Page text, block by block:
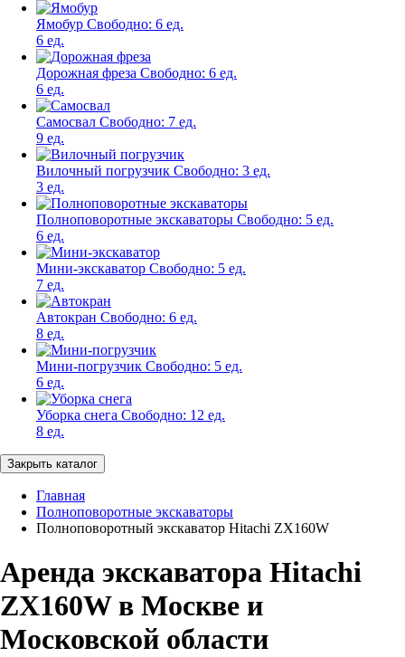
Ямобур Свободно: 6 ед.
6 ед.
Дорожная фреза Свободно: 6 ед.
6 ед.
Самосвал Свободно: 7 ед.
9 ед.
Вилочный погрузчик Свободно: 3 ед.
3 ед.
Полноповоротные экскаваторы Свободно: 5 ед.
6 ед.
Мини-экскаватор Свободно: 5 ед.
7 ед.
Автокран Свободно: 6 ед.
8 ед.
Мини-погрузчик Свободно: 5 ед.
6 ед.
Уборка снега Свободно: 12 ед.
8 ед.
Закрыть каталог
Главная
Полноповоротные экскаваторы
Полноповоротный экскаватор Hitachi ZX160W
Аренда экскаватора Hitachi
ZX160W в Москве и
Московской области